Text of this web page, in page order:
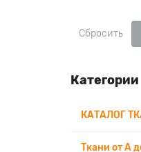
Сбросить
Категории
КАТАЛОГ
Ткани от А